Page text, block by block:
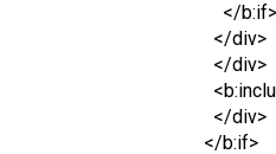
</b:if>
</div>
</div>
</div>
</b:if>